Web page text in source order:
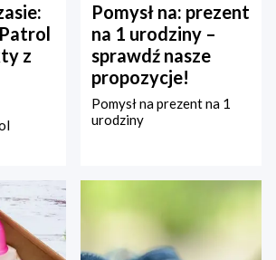
z
Pomysł na: prezent
na 1 urodziny –
sprawdź nasze
propozycje!
Pomysł na prezent na 1
urodziny